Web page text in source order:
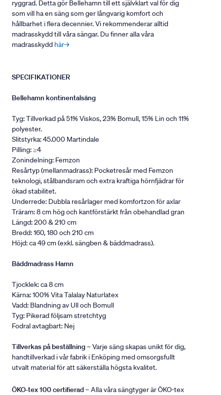
ryggrad. Detta gör Bellehamn till ett självklart val för dig
som vill ha en säng som ger långvarig komfort och
hållbarhet i flera decennier. Vi rekommenderar alltid
madrasskydd till våra sängar. Du finner alla våra
madrasskydd här→
SPECIFIKATIONER
Bellehamn kontinentalsäng
Tyg: Tillverkad på 51% Viskos, 23% Bomull, 15% Lin och 11%
polyester.
Slitstyrka: 45.000 Martindale
Pilling: ≥4
Zonindelning: Femzon
Resårtyp (mellanmadrass): Pocketresår med Femzon
teknologi, stålbandsram och extra kraftiga hörnfjädrar för
ökad stabilitet.
Underrede: Dubbla resårlager med komfortzon för axlar
Träram: 8 cm hög och kantförstärkt från obehandlad gran
Längd: 200 & 210 cm
Bredd: 160, 180 och 210 cm
Höjd: ca 49 cm (exkl. sängben & bäddmadrass).
Bäddmadrass Hamn
Tjocklek: ca 8 cm
Kärna: 100% Vita Talalay Naturlatex
Vadd: Blandning av Ull och Bomull
Tyg: Pikerad följsam stretchtyg
Fodral avtagbart: Nej
Tillverkas på beställning– Varje säng skapas unikt för dig,
handtillverkad i vår fabrik i Enköping med omsorgsfullt
utvalt material för att säkerställa högsta kvalitet.
ÖKO-tex 100 certifierad– Alla våra sängtyger är ÖKO-tex